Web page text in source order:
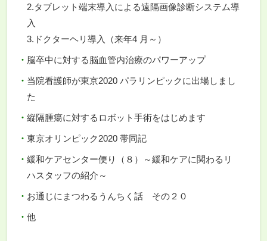
2.タブレット端末導入による遠隔画像診断システム導
入
3.ドクターヘリ導入（来年4 月～）
脳卒中に対する脳血管内治療のパワーアップ
当院看護師が東京2020 パラリンピックに出場しまし
た
縦隔腫瘍に対するロボット手術をはじめます
東京オリンピック2020 帯同記
緩和ケアセンター便り（８）～緩和ケアに関わるリ
ハスタッフの紹介～
お通じにまつわるうんちく話 その２０
他